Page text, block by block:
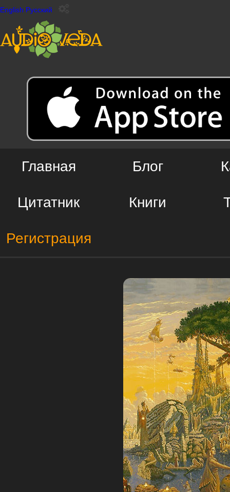
English Русский
Главная Блог
Цитатник Книги
Регистрация